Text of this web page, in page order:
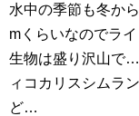
水中の季節も冬か
mくらいなのでライ
生物は盛り沢山で
ィコカリスシムラ
ど…